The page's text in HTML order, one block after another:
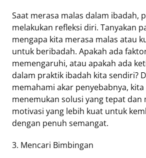
Saat merasa malas dalam ibadah,
melakukan refleksi diri. Tanyakan
mengapa kita merasa malas atau
untuk beribadah. Apakah ada
memengaruhi, atau apakah ada
dalam praktik ibadah kita sendiri?
memahami akar penyebabnya,
menemukan solusi yang tepat dan
motivasi yang lebih kuat untuk
dengan penuh semangat.
3. Mencari Bimbingan